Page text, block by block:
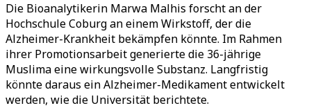
Die Bioanalytikerin Marwa Malhis forscht an der
Hochschule Coburg an einem Wirkstoff, der die
Alzheimer-Krankheit bekämpfen könnte. Im Rahmen
ihrer Promotionsarbeit generierte die 36-jährige
Muslima eine wirkungsvolle Substanz. Langfristig
könnte daraus ein Alzheimer-Medikament entwickelt
werden, wie die Universität berichtete.